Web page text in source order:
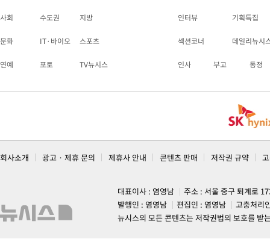
사회 수도권 지방
문화 IT·바이오 스포츠
연예 포토 TV뉴시스
인터뷰 기획특집
섹션코너 데일리뉴시
인사 부고 동정
회사소개 광고 · 제휴 문의 제휴사 안내 콘텐츠 판매 저작권 규약
대표이사 : 염영남
주소 : 서울 중구 퇴계로
발행인 : 염영남
편집인 : 염영남
고충처리
뉴시스의 모든 콘텐츠는 저작권법의 보호를